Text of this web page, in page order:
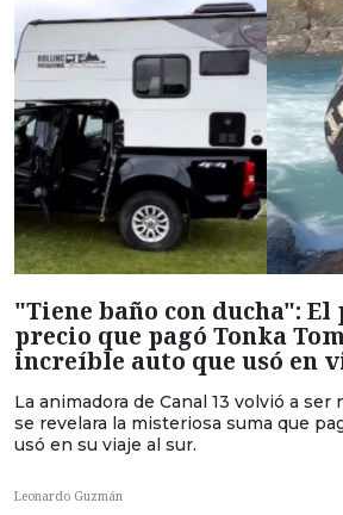
"Tiene baño con ducha":
precio que pagó Tonka
increíble auto que usó en
La animadora de Canal 13 volvió a ser
se revelara la misteriosa suma que
usó en su viaje al sur.
Leonardo Guzmán